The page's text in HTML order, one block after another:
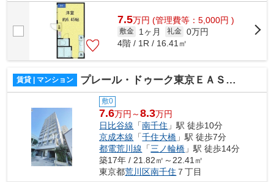
様へ提供しております！最新の情報は...
7.5万円 (管理費等：5,000円 )
敷金 1ヶ月 礼金 0万円
4階 / 1R / 16.41㎡
賃貸 | マンション プレール・ドゥーク東京ＥＡＳＴ Ⅳ ＲｉｖｅｒＳｉｄｅ
敷0
7.6万円～8.3万円
日比谷線 「南千住 」駅 徒歩10分
京成本線 「千住大橋 」駅 徒歩7分
都電荒川線 「三ノ輪橋 」駅 徒歩14分
築17年 / 21.82㎡～22.41㎡
東京都荒川区南千住 ７丁目